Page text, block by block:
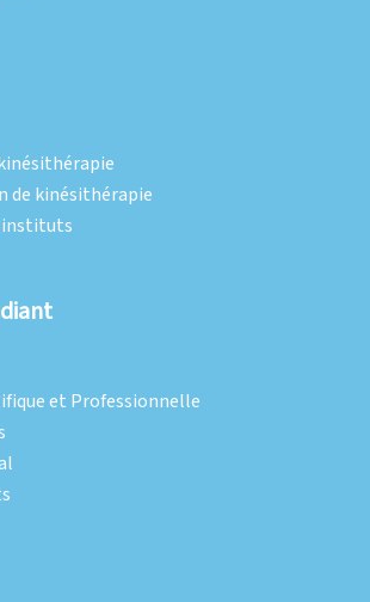
de kinésithérapie
instituts
et Professionnelle